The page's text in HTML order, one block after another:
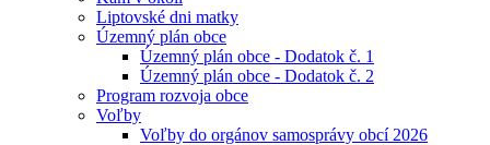
Liptovské dni matky
Územný plán obce
Územný plán obce - Dodatok č. 1
Územný plán obce - Dodatok č. 2
Program rozvoja obce
Voľby
Voľby do orgánov samosprávy obcí 2026